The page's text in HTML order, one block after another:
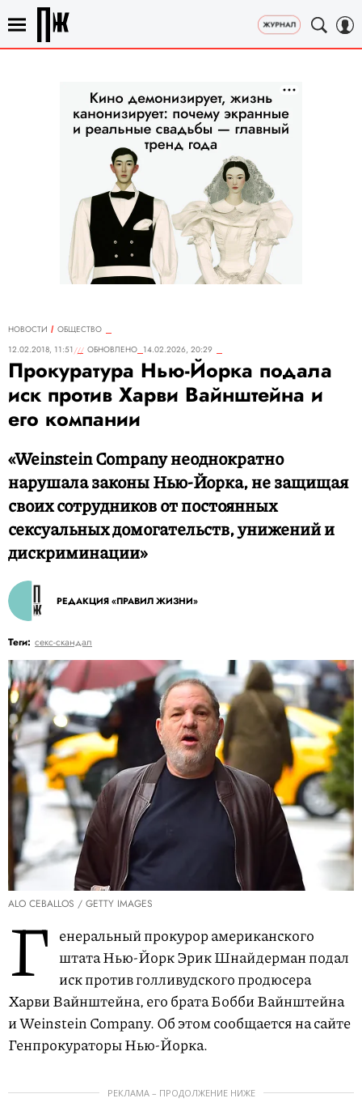
НОВОСТИ
ОБЩЕСТВО
12.02.2018, 11:51
ОБНОВЛЕНО 14.02.2026, 20:29
Прокуратура Нью-Йорка подала
иск против Харви Вайнштейна и
его компании
«Weinstein Company неоднократно
нарушала законы Нью-Йорка, не защищая
своих сотрудников от постоянных
сексуальных домогательств, унижений и
дискриминации»
РЕДАКЦИЯ «ПРАВИЛ ЖИЗНИ»
Теги: секс-скандал
ALO CEBALLOS / GETTY IMAGES
Г енеральный прокурор американского
штата Нью-Йорк Эрик Шнайдерман подал
иск против голливудского продюсера
Харви Вайнштейна, его брата Бобби Вайнштейна
и Weinstein Company. Об этом сообщается на сайте
Генпрокураторы Нью-Йорка.
РЕКЛАМА – ПРОДОЛЖЕНИЕ НИЖЕ